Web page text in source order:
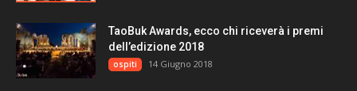
TaoBuk Awards, ecco chi riceverà i premi
dell’edizione 2018
ospiti 14 Giugno 2018